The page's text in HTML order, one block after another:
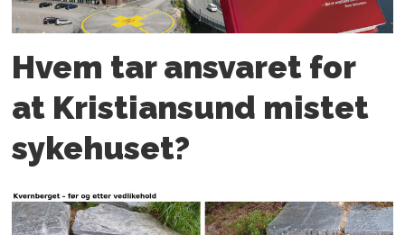
Hvem tar ansvaret for
at Kristiansund mistet
sykehuset?